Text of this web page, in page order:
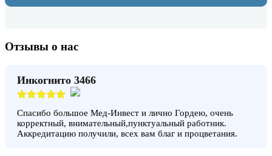
Отзывы о нас
Инкогнито 3466
Спасибо большое Мед-Инвест и лично Гордею, очень
корректный, внимательный,пунктуальный работник.
Аккредитацию получили, всех вам благ и процветания.